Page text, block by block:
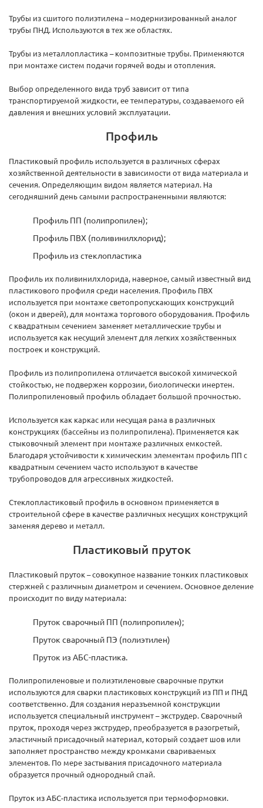
Трубы из сшитого полиэтилена – модернизированный аналог
трубы ПНД. Используются в тех же областях.
Трубы из металлопластика – композитные трубы. Применяются
при монтаже систем подачи горячей воды и отопления.
Выбор определенного вида труб зависит от типа
транспортируемой жидкости, ее температуры, создаваемого ей
давления и внешних условий эксплуатации.
Профиль
Пластиковый профиль используется в различных сферах
хозяйственной деятельности в зависимости от вида материала и
сечения. Определяющим видом является материал. На
сегодняшний день самыми распространенными являются:
Профиль ПП (полипропилен);
Профиль ПВХ (поливинилхлорид);
Профиль из стеклопластика
Профиль их поливинилхлорида, наверное, самый известный вид
пластикового профиля среди населения. Профиль ПВХ
используется при монтаже светопропускающих конструкций
(окон и дверей), для монтажа торгового оборудования. Профиль
с квадратным сечением заменяет металлические трубы и
используется как несущий элемент для легких хозяйственных
построек и конструкций.
Профиль из полипропилена отличается высокой химической
стойкостью, не подвержен коррозии, биологически инертен.
Полипропиленовый профиль обладает большой прочностью.
Используется как каркас или несущая рама в различных
конструкциях (бассейны из полипропилена). Применяется как
стыковочный элемент при монтаже различных емкостей.
Благодаря устойчивости к химическим элементам профиль ПП с
квадратным сечением часто используют в качестве
трубопроводов для агрессивных жидкостей.
Стеклопластиковый профиль в основном применяется в
строительной сфере в качестве различных несущих конструкций
заменяя дерево и металл.
Пластиковый пруток
Пластиковый пруток – совокупное название тонких пластиковых
стержней с различным диаметром и сечением. Основное деление
происходит по виду материала:
Пруток сварочный ПП (полипропилен);
Пруток сварочный ПЭ (полиэтилен)
Пруток из АБС-пластика.
Полипропиленовые и полиэтиленовые сварочные прутки
используются для сварки пластиковых конструкций из ПП и ПНД
соответственно. Для создания неразъемной конструкции
используется специальный инструмент – экструдер. Сварочный
пруток, проходя через экструдер, преобразуется в разогретый,
эластичный присадочный материал, который создает шов или
заполняет пространство между кромками свариваемых
элементов. По мере застывания присадочного материала
образуется прочный однородный спай.
Пруток из АБС-пластика используется при термоформовки.